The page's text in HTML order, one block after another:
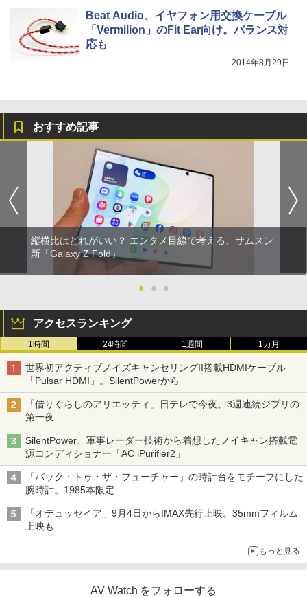
Beat Audio、イヤフォン用交換ケーブル
「Vermilion」のFit Ear向け。バランス対
応も
2014年8月29日
おすすめ記事
縦横比はどれがいい？ エンタメ目線で考える、サムスン
新「Galaxy Z Fold」
● ● ●
アクセスランキング
1時間 24時間 1週間 1カ月
世界初アクティブノイズキャンセリングII搭載HDMIケーブル
「Pulsar HDMI」。SilentPowerから
「借りぐらしのアリエッティ」日テレで今夜。3週連続ジブリの
第一夜
SilentPower、軍事レーダー技術から着想したノイキャン搭載電
源コンディショナー「AC iPurifier2」
「バック・トゥ・ザ・フューチャー」の時計台をモチーフにした
腕時計。1985本限定
「オデュッセイア」9月4日からIMAX先行上映。35mmフィルム
上映も
もっと見る
AV Watch をフォローする